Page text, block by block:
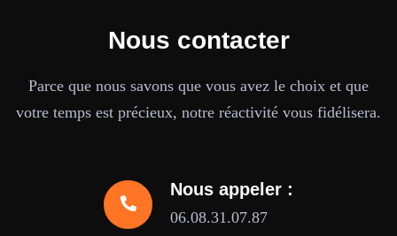
Nous contacter
Parce que nous savons que vous avez le choix et que
votre temps est précieux, notre réactivité vous fidélisera.
Nous appeler :
06.08.31.07.87